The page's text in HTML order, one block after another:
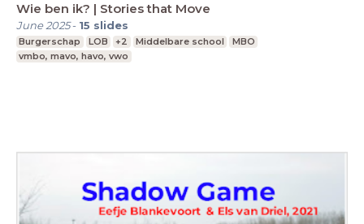
Wie ben ik? | Stories that Move
June 2025- 15 slides
Burgerschap LOB +2 Middelbare school
MBO
vmbo, mavo, havo, vwo